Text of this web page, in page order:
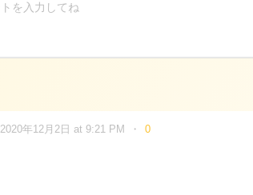
2020年12月2日 at 9:21 PM 0